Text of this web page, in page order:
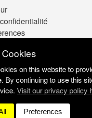
on this website to
By continuing to use this
Visit our privacy policy
Preferences